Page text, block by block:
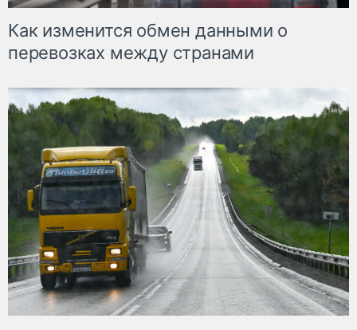
Как изменится обмен данными о
перевозках между странами